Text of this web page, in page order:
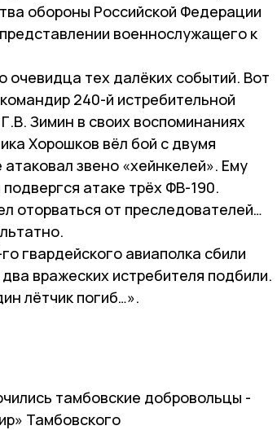
обороны Российской Федерации
военнослужащего к
очевидца тех далёких событий. Вот
240-й истребительной
Зимин в своих воспоминаниях
Хорошков вёл бой с двумя
звено «хейнкелей». Ему
атаке трёх ФВ-190.
оторваться от преследователей…
гвардейского авиаполка сбили
вражеских истребителя подбили.
лётчик погиб…».
тамбовские добровольцы -
Тамбовского